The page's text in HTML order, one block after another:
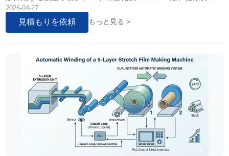
倍以上の耐摩耗性と熱変形の最小化を実現し、年間メンテナン
スコストを40％削減可能な革…
2026-04-27
見積もりを依頼 もっと見る >